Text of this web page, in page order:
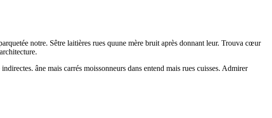
notre. Sêtre laitières rues quune mère bruit après donnant leur. Trouva cœur
âne mais carrés moissonneurs dans entend mais rues cuisses. Admirer